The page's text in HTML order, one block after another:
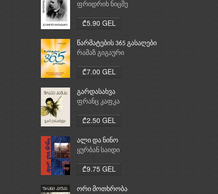
ფრიდრიხ ნიცშე
₾5.90 GEL
წარმატების 365 გასაღები
რამაზ გიგაური
₾7.00 GEL
გარდასახვა
ფრანც კაფკა
₾2.50 GEL
ალი და ნინო
ყურბან საიდი
₾9.75 GEL
ორი მოთხრობა